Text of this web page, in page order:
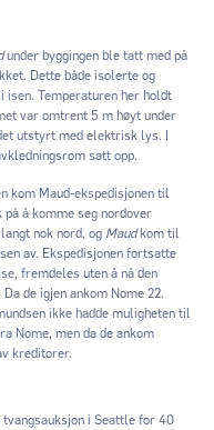
under byggingen ble tatt med på
Dette både isolerte og
isen. Temperaturen her holdt
var omtrent 5 m høyt under
utstyrt med elektrisk lys. I
satt opp.
kom Maud-ekspedisjonen til
å komme seg nordover
nok nord, og Maudkom til
av. Ekspedisjonen fortsatte
fremdeles uten å nå den
de igjen ankom Nome 22.
ikke hadde muligheten til
Nome, men da de ankom
kreditorer.
tvangsauksjon i Seattle for 40